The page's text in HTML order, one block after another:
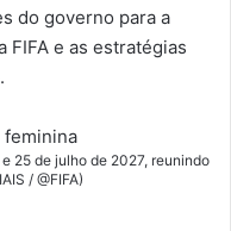
do governo para a
FIFA e as estratégias
25 de julho de 2027, reunindo
/ @FIFA)